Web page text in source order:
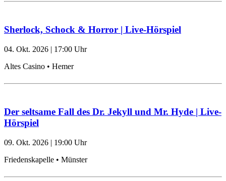
Sherlock, Schock & Horror | Live-Hörspiel
04. Okt. 2026 | 17:00 Uhr
Altes Casino • Hemer
Der seltsame Fall des Dr. Jekyll und Mr. Hyde | Live-
Hörspiel
09. Okt. 2026 | 19:00 Uhr
Friedenskapelle • Münster